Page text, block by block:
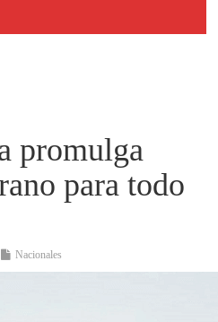
promulga
para todo
Nacionales